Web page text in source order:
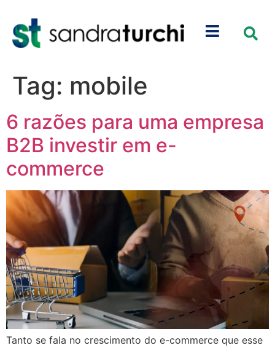
Tag: mobile
6 razões para uma empresa
B2B investir em e-
commerce
Tanto se fala no crescimento do e-commerce que esse